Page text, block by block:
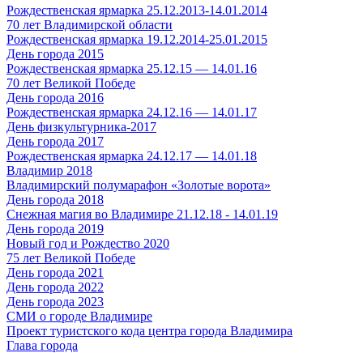
Рождественская ярмарка 25.12.2013-14.01.2014
70 лет Владимирской области
Рождественская ярмарка 19.12.2014-25.01.2015
День города 2015
Рождественская ярмарка 25.12.15 — 14.01.16
70 лет Великой Победе
День города 2016
Рождественская ярмарка 24.12.16 — 14.01.17
День физкультурника-2017
День города 2017
Рождественская ярмарка 24.12.17 — 14.01.18
Владимир 2018
Владимирский полумарафон «Золотые ворота»
День города 2018
Снежная магия во Владимире 21.12.18 - 14.01.19
День города 2019
Новый год и Рождество 2020
75 лет Великой Победе
День города 2021
День города 2022
День города 2023
СМИ о городе Владимире
Проект туристского кода центра города Владимира
Глава города